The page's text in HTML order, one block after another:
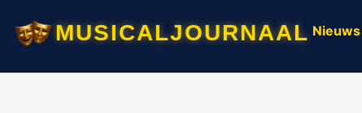
musicaljournaal Nieuws